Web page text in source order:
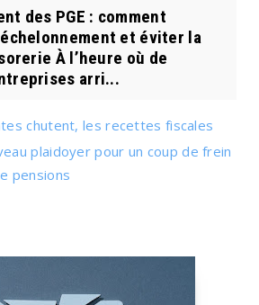
des PGE : comment
et éviter la
À l’heure où de
arri...
chutent, les recettes fiscales
plaidoyer pour un coup de frein
pensions